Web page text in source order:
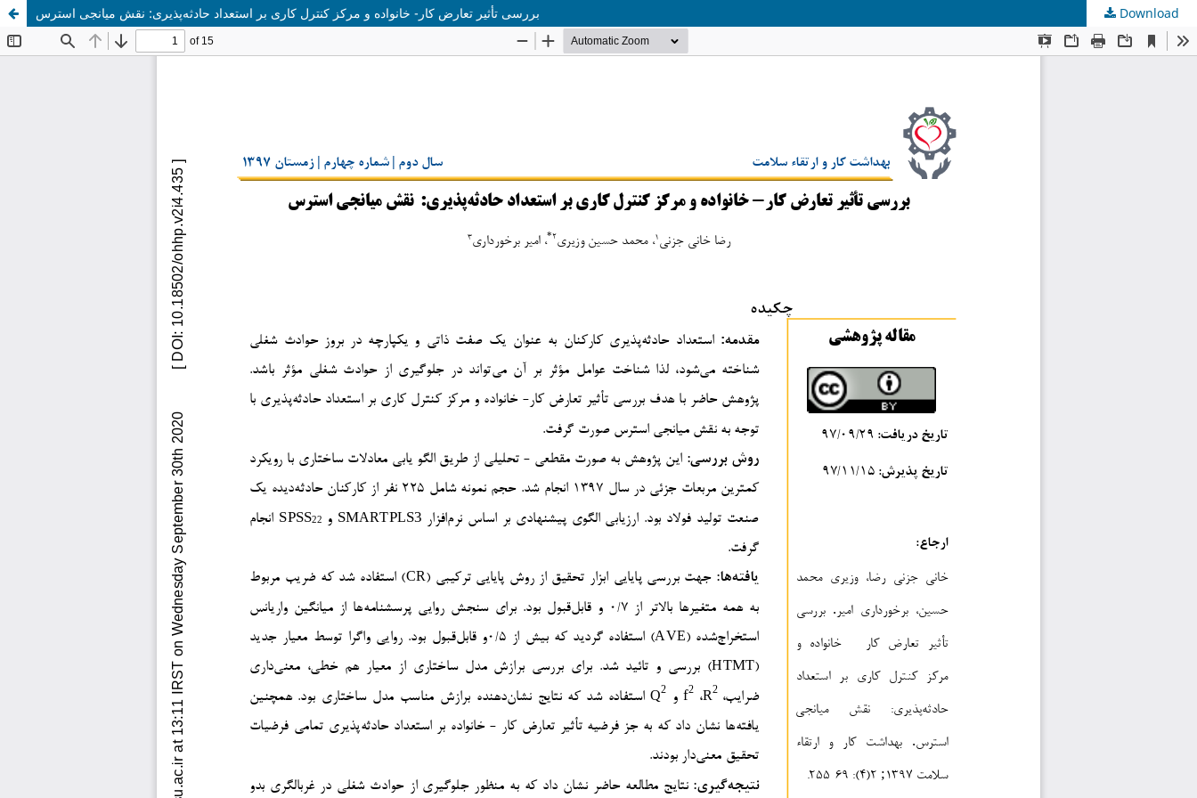
بررسی تأثیر تعارض کار- خانواده و مرکز کنترل کاری بر استعداد حادثه‌پذیری: نقش میانجی استرس Download